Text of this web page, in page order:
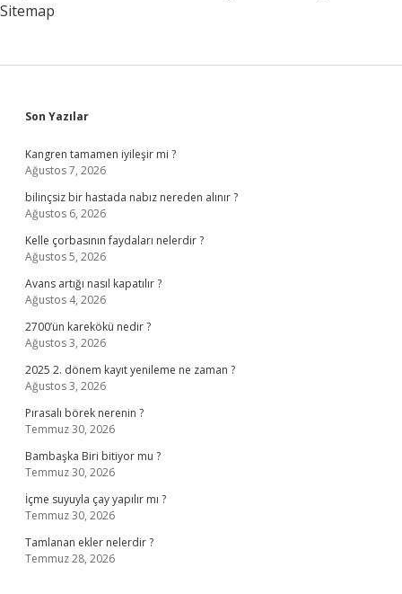
Sitemap
Sidebar
Son Yazılar
Kangren tamamen iyileşir mi ?
Ağustos 7, 2026
bilinçsiz bir hastada nabız nereden alınır ?
Ağustos 6, 2026
Kelle çorbasının faydaları nelerdir ?
Ağustos 5, 2026
Avans artığı nasıl kapatılır ?
Ağustos 4, 2026
2700’ün karekökü nedir ?
Ağustos 3, 2026
2025 2. dönem kayıt yenileme ne zaman ?
Ağustos 3, 2026
Pırasalı börek nerenin ?
Temmuz 30, 2026
Bambaşka Biri bitiyor mu ?
Temmuz 30, 2026
İçme suyuyla çay yapılır mı ?
Temmuz 30, 2026
Tamlanan ekler nelerdir ?
Temmuz 28, 2026